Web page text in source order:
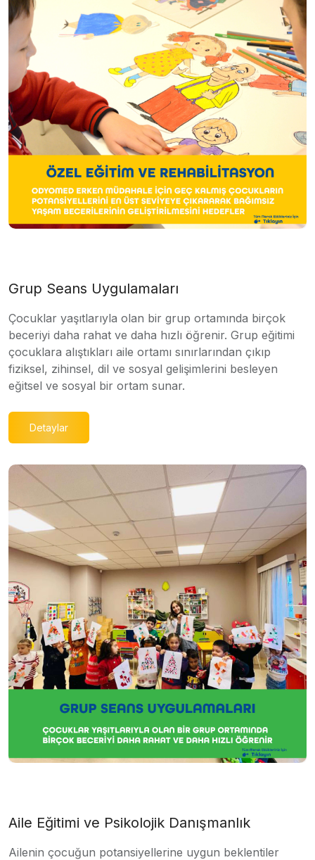
Grup Seans Uygulamaları
Çocuklar yaşıtlarıyla olan bir grup ortamında birçok
beceriyi daha rahat ve daha hızlı öğrenir. Grup eğitimi
çocuklara alıştıkları aile ortamı sınırlarından çıkıp
fiziksel, zihinsel, dil ve sosyal gelişimlerini besleyen
eğitsel ve sosyal bir ortam sunar.
Detaylar
Aile Eğitimi ve Psikolojik Danışmanlık
Ailenin çocuğun potansiyellerine uygun beklentiler